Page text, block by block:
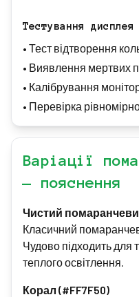
Тестування дисплея
• Тест відтворення
• Виявлення мертвих
• Калібрування
• Перевірка
Варіації
— пояснення
Чистий
Класичний
Чудово підходить для
теплого освітлення.
Корал (#FF7F50)